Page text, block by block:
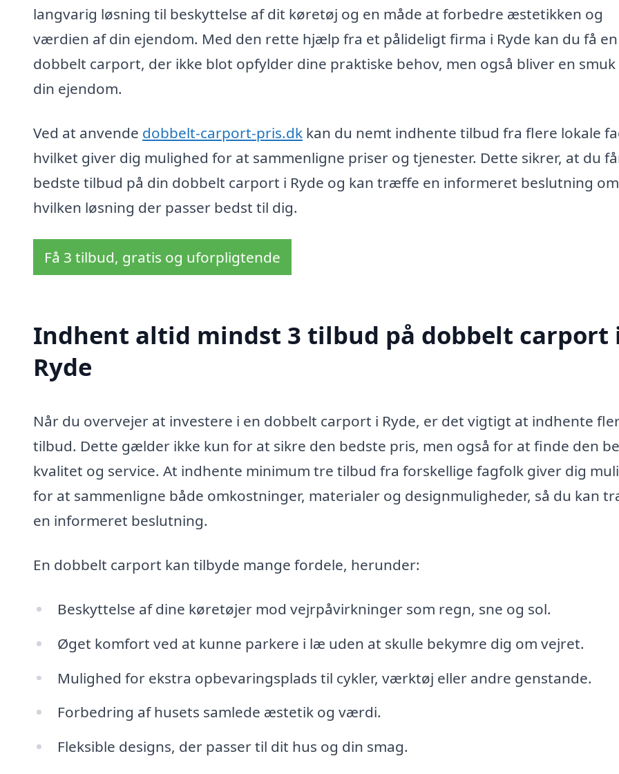
langvarig løsning til beskyttelse af dit køretøj og en måde at forbedre æstetikken og
værdien af din ejendom. Med den rette hjælp fra et pålideligt firma i Ryde kan du få en
dobbelt carport, der ikke blot opfylder dine praktiske behov, men også bliver en smuk
din ejendom.
Ved at anvende dobbelt-carport-pris.dk kan du nemt indhente tilbud fra flere lokale
hvilket giver dig mulighed for at sammenligne priser og tjenester. Dette sikrer, at du
bedste tilbud på din dobbelt carport i Ryde og kan træffe en informeret beslutning
hvilken løsning der passer bedst til dig.
Få 3 tilbud, gratis og uforpligtende
Indhent altid mindst 3 tilbud på dobbelt carport
Ryde
Når du overvejer at investere i en dobbelt carport i Ryde, er det vigtigt at indhente
tilbud. Dette gælder ikke kun for at sikre den bedste pris, men også for at finde den
kvalitet og service. At indhente minimum tre tilbud fra forskellige fagfolk giver dig
for at sammenligne både omkostninger, materialer og designmuligheder, så du kan
en informeret beslutning.
En dobbelt carport kan tilbyde mange fordele, herunder:
Beskyttelse af dine køretøjer mod vejrpåvirkninger som regn, sne og sol.
Øget komfort ved at kunne parkere i læ uden at skulle bekymre dig om vejret.
Mulighed for ekstra opbevaringsplads til cykler, værktøj eller andre genstande.
Forbedring af husets samlede æstetik og værdi.
Fleksible designs, der passer til dit hus og din smag.